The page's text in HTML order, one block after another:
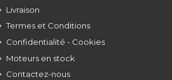
Livraison
Termes et Conditions
Confidentialité - Cookies
Moteurs en stock
Contactez-nous